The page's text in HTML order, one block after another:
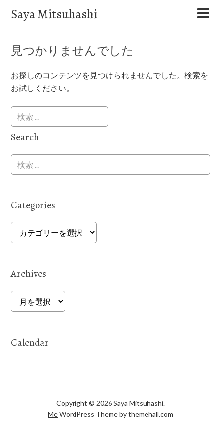
Saya Mitsuhashi
見つかりませんでした
お探しのコンテンツを見つけられませんでした。検索を
お試しください。
Search
Categories
Categories
Archives
Archives
Calendar
Copyright © 2026 Saya Mitsuhashi.
MeWordPress Theme by themehall.com